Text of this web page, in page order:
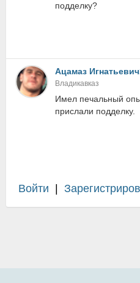
подделку?
Ацамаз
Владикавказ
Имел печальный
прислали подделку.
Войти